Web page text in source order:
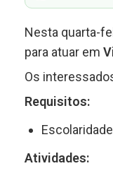
Nesta quarta-
para atuar em
Os
Requisitos:
Atividades: